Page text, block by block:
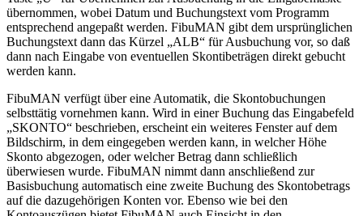
übernommen, wobei Datum und Buchungstext vom Programm
entsprechend angepaßt werden. FibuMAN gibt dem ursprünglichen
Buchungstext dann das Kürzel „ALB“ für Ausbuchung vor, so daß
dann nach Eingabe von eventuellen Skontibeträgen direkt gebucht
werden kann.
FibuMAN verfügt über eine Automatik, die Skontobuchungen
selbsttätig vornehmen kann. Wird in einer Buchung das Eingabefeld
„SKONTO“ beschrieben, erscheint ein weiteres Fenster auf dem
Bildschirm, in dem eingegeben werden kann, in welcher Höhe
Skonto abgezogen, oder welcher Betrag dann schließlich
überwiesen wurde. FibuMAN nimmt dann anschließend zur
Basisbuchung automatisch eine zweite Buchung des Skontobetrags
auf die dazugehörigen Konten vor. Ebenso wie bei den